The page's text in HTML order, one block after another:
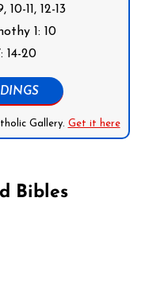
11, 12-13
1: 10
14-20
Gallery. Get it here
Bibles